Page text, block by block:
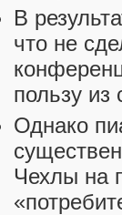
В
что не
пользу из
Однако
Чехлы на